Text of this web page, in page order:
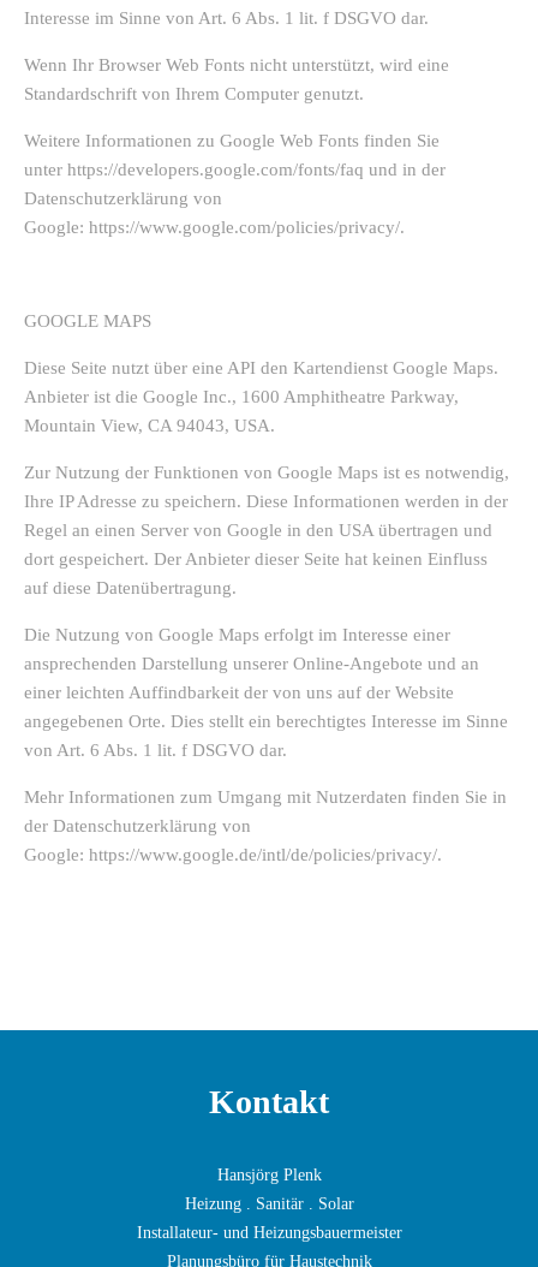
Interesse im Sinne von Art. 6 Abs. 1 lit. f DSGVO dar.
Wenn Ihr Browser Web Fonts nicht unterstützt, wird eine
Standardschrift von Ihrem Computer genutzt.
Weitere Informationen zu Google Web Fonts finden Sie
unter https://developers.google.com/fonts/faq und in der
Datenschutzerklärung von
Google: https://www.google.com/policies/privacy/.
GOOGLE MAPS
Diese Seite nutzt über eine API den Kartendienst Google Maps.
Anbieter ist die Google Inc., 1600 Amphitheatre Parkway,
Mountain View, CA 94043, USA.
Zur Nutzung der Funktionen von Google Maps ist es notwendig,
Ihre IP Adresse zu speichern. Diese Informationen werden in der
Regel an einen Server von Google in den USA übertragen und
dort gespeichert. Der Anbieter dieser Seite hat keinen Einfluss
auf diese Datenübertragung.
Die Nutzung von Google Maps erfolgt im Interesse einer
ansprechenden Darstellung unserer Online-Angebote und an
einer leichten Auffindbarkeit der von uns auf der Website
angegebenen Orte. Dies stellt ein berechtigtes Interesse im Sinne
von Art. 6 Abs. 1 lit. f DSGVO dar.
Mehr Informationen zum Umgang mit Nutzerdaten finden Sie in
der Datenschutzerklärung von
Google: https://www.google.de/intl/de/policies/privacy/.
Kontakt
Hansjörg Plenk
Heizung . Sanitär . Solar
Installateur- und Heizungsbauermeister
Planungsbüro für Haustechnik